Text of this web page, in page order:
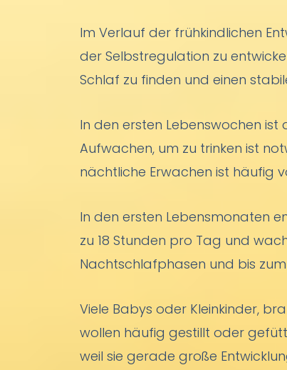
Im Verlauf der frühkindlichen
der Selbstregulation zu
Schlaf zu finden und einen
In den ersten Lebenswochen
Aufwachen, um zu trinken ist
nächtliche Erwachen ist häufig
In den ersten Lebensmonaten
zu 18 Stunden pro Tag und
Nachtschlafphasen und bis
Viele Babys oder Kleinkinder,
wollen häufig gestillt oder
weil sie gerade große